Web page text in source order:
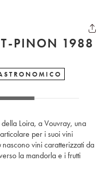
PINON 1988
Loira, a Vouvray, una
per i suoi vini
nascono vini caratterizzati da
la mandorla e i frutti